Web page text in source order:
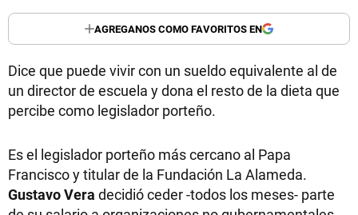
AGREGANOS COMO FAVORITOS EN
Dice que puede vivir con un sueldo equivalente al de
un director de escuela y dona el resto de la dieta que
percibe como legislador porteño.
Es el legislador porteño más cercano al Papa
Francisco y titular de la Fundación La Alameda.
Gustavo Vera decidió ceder -todos los meses- parte